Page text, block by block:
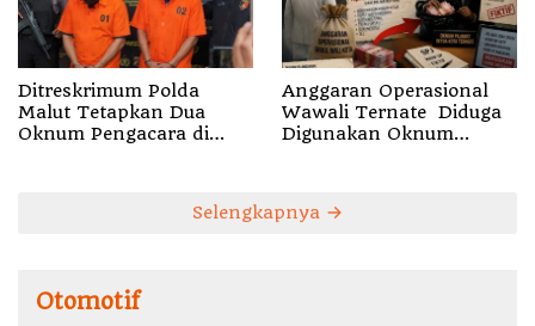
Ditreskrimum Polda
Malut Tetapkan Dua
Oknum Pengacara di
Anggaran Operasional
Wawali Ternate Diduga
Digunakan Oknum
Selengkapnya
Otomotif